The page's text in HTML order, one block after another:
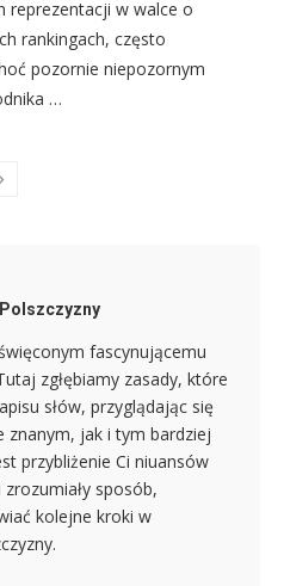
reprezentacji w walce o
rankingach, często
pozornie niepozornym
…
fascynującemu
zgłębiamy zasady, które
słów, przyglądając się
znanym, jak i tym bardziej
przybliżenie Ci niuansów
sposób,
kolejne kroki w